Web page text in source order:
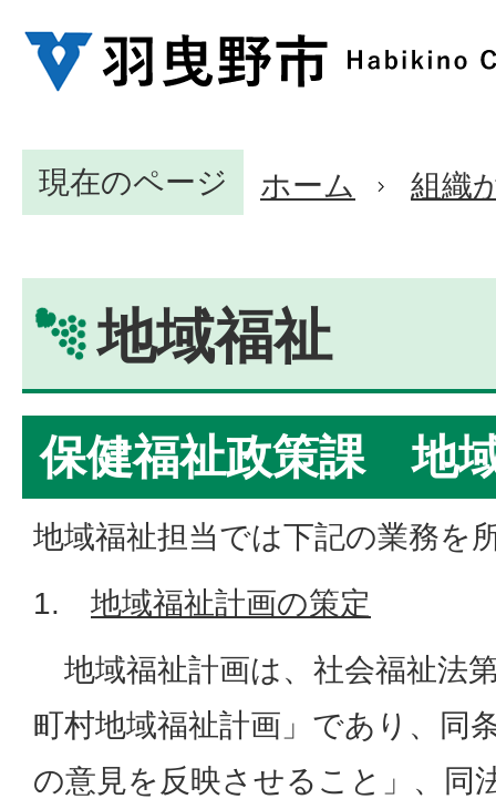
現在のページ ホーム 組織
地域福祉
保健福祉政策課 地
地域福祉担当では下記の業務を
1. 地域福祉計画の策定
地域福祉計画は、社会福祉法
町村地域福祉計画」であり、
の意見を反映させること」、同